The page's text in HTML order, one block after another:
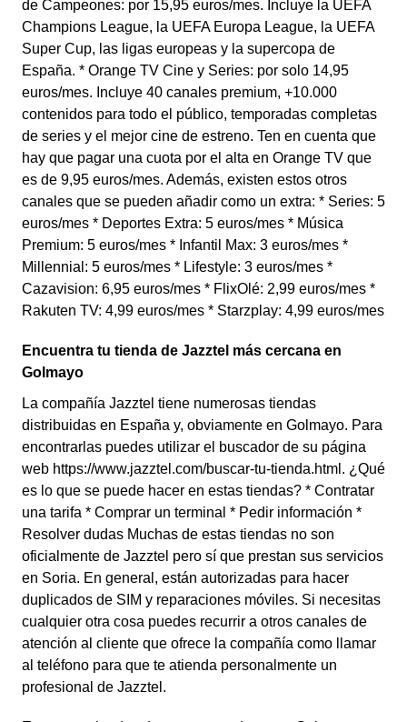
de Campeones: por 15,95 euros/mes. Incluye la UEFA
Champions League, la UEFA Europa League, la UEFA
Super Cup, las ligas europeas y la supercopa de
España. * Orange TV Cine y Series: por solo 14,95
euros/mes. Incluye 40 canales premium, +10.000
contenidos para todo el público, temporadas completas
de series y el mejor cine de estreno. Ten en cuenta que
hay que pagar una cuota por el alta en Orange TV que
es de 9,95 euros/mes. Además, existen estos otros
canales que se pueden añadir como un extra: * Series: 5
euros/mes * Deportes Extra: 5 euros/mes * Música
Premium: 5 euros/mes * Infantil Max: 3 euros/mes *
Millennial: 5 euros/mes * Lifestyle: 3 euros/mes *
Cazavision: 6,95 euros/mes * FlixOlé: 2,99 euros/mes *
Rakuten TV: 4,99 euros/mes * Starzplay: 4,99 euros/mes
Encuentra tu tienda de Jazztel más cercana en
Golmayo
La compañía Jazztel tiene numerosas tiendas
distribuidas en España y, obviamente en Golmayo. Para
encontrarlas puedes utilizar el buscador de su página
web https://www.jazztel.com/buscar-tu-tienda.html. ¿Qué
es lo que se puede hacer en estas tiendas? * Contratar
una tarifa * Comprar un terminal * Pedir información *
Resolver dudas Muchas de estas tiendas no son
oficialmente de Jazztel pero sí que prestan sus servicios
en Soria. En general, están autorizadas para hacer
duplicados de SIM y reparaciones móviles. Si necesitas
cualquier otra cosa puedes recurrir a otros canales de
atención al cliente que ofrece la compañía como llamar
al teléfono para que te atienda personalmente un
profesional de Jazztel.